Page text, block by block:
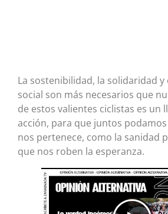
La sostenibilidad, la solidaridad
social son más necesarios que
de estos valientes ciclistas es un
acción, para que juntos
nos pertenece, como la sanidad
que nos roben la esperanza.